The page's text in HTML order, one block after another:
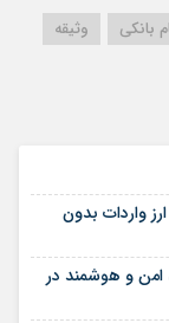
بانکی وثیقه
واردات بدون
امن و هوشمند در